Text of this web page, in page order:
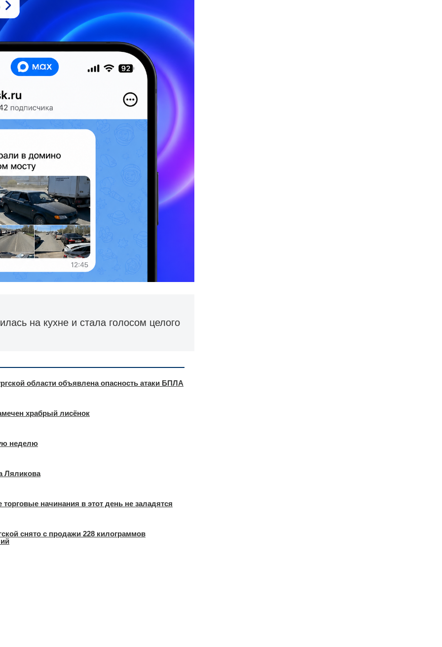
на кухне и стала голосом целого
области объявлена опасность атаки БПЛА
храбрый лисёнок
неделю
Ляликова
начинания в этот день не заладятся
снято с продажи 228 килограммов